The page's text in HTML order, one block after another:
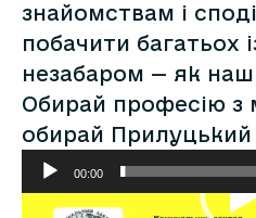
знайомствам і
побачити багатьох
незабаром — як
Обирай професію з
обирай
ліцей!
00:00